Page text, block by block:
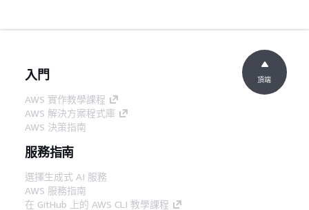
入門
AWS 實作教學課程
AWS 解決方案程式庫
AWS 決策指南
服務指南
選擇生成式 AI 服務
AWS 服務指南
在 GitHub 上的 AWS CLI 教學課程
頂端